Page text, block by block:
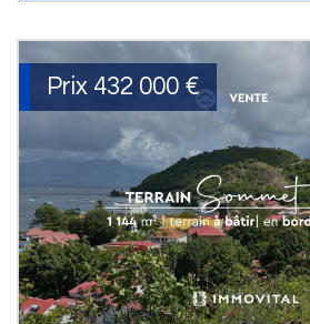
Prix 432 000 €